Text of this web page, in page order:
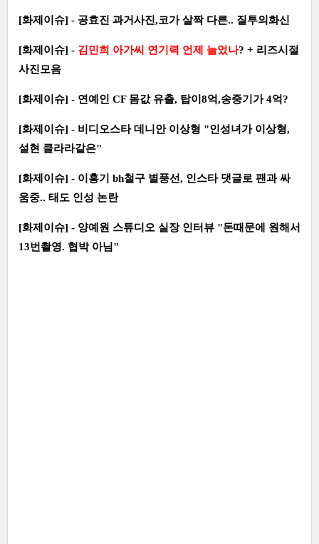
[화제이슈] - 공효진 과거사진,코가 살짝 다른.. 질투의화신
[화제이슈] - 김민희 아가씨 연기력 언제 늘었나? + 리즈시절
사진모음
[화제이슈] - 연예인 CF 몸값 유출, 탑이8억,송중기가 4억?
[화제이슈] - 비디오스타 데니안 이상형 "인성녀가 이상형,
설현 클라라같은"
[화제이슈] - 이홍기 bh철구 별풍선, 인스타 댓글로 팬과 싸
움중.. 태도 인성 논란
[화제이슈] - 양예원 스튜디오 실장 인터뷰 "돈때문에 원해서
13번촬영. 협박 아님"